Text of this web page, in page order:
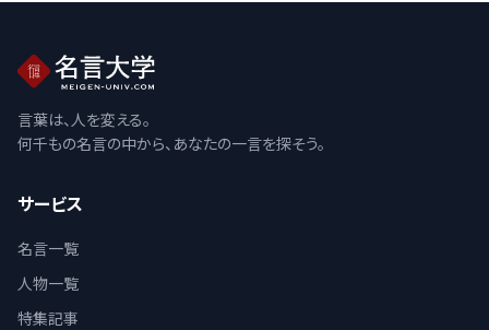
言葉は、人を変える。
何千もの名言の中から、あなたの一言を探そう。
サービス
名言一覧
人物一覧
特集記事